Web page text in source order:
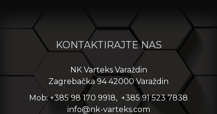
KONTAKTIRAJTE NAS
NK Varteks Varaždin
Zagrebačka 94 42000 Varaždin
Mob: +385 98 170 9918, +385 91 523 7838
info@nk-varteks.com